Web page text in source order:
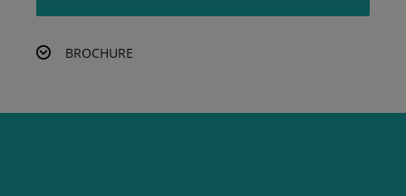
BROCHURE